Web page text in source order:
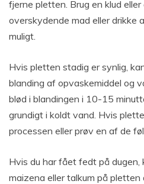
fjerne pletten. Brug en klud
overskydende mad eller drikke
muligt.
Hvis pletten stadig er synlig,
blanding af opvaskemiddel og
blød i blandingen i 10-15
grundigt i koldt vand. Hvis
processen eller prøv en af de
Hvis du har fået fedt på
maizena eller talkum på